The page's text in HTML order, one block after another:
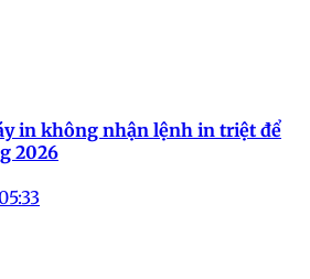
in không nhận lệnh in triệt để
2026